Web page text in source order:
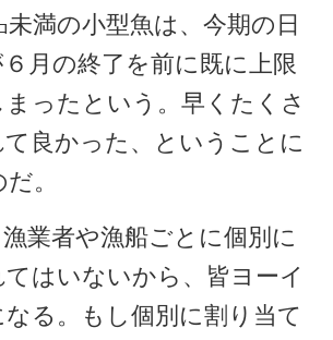
満の小型魚は、今期の日
月の終了を前に既に上限
ったという。早くたくさ
良かった、ということに
。
業者や漁船ごとに個別に
はいないから、皆ヨーイ
なる。もし個別に割り当て